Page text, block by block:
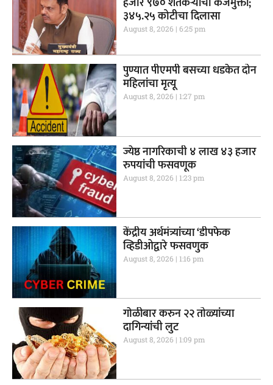
३४५.२५ कोटीचा दिलासा
August 8, 2026 6:25 pm
पुण्यात पीएमपी बसच्या धडकेत दोन
महिलांचा मृत्यू
August 8, 2026 1:27 pm
ज्येष्ठ नागरिकाची ४ लाख ४३ हजार
रुपयांची फसवणूक
August 8, 2026 1:23 pm
केंद्रीय अर्थमंत्र्यांच्या ‘डीपफेक
व्हिडीओद्वारे फसवणुक
August 8, 2026 1:16 pm
गाेळीबार करुन २२ तोळ्यांच्या
दागिन्यांची लुट
August 8, 2026 1:09 pm